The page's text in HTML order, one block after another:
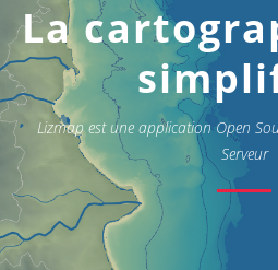
La
Lizmap est une application Open
Serveur